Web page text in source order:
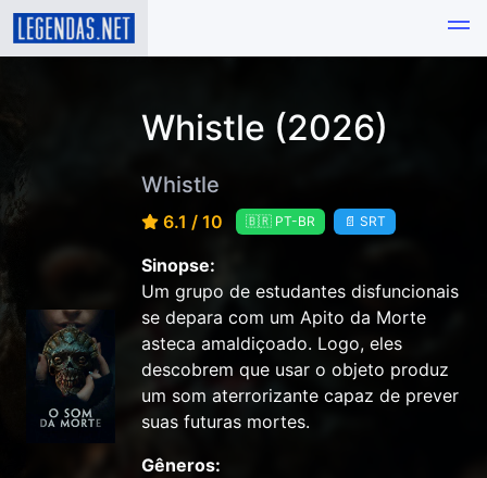
Whistle (2026)
Whistle
6.1 / 10 🇧🇷 PT-BR 📄 SRT
Sinopse:
Um grupo de estudantes disfuncionais
se depara com um Apito da Morte
asteca amaldiçoado. Logo, eles
descobrem que usar o objeto produz
um som aterrorizante capaz de prever
suas futuras mortes.
Gêneros: